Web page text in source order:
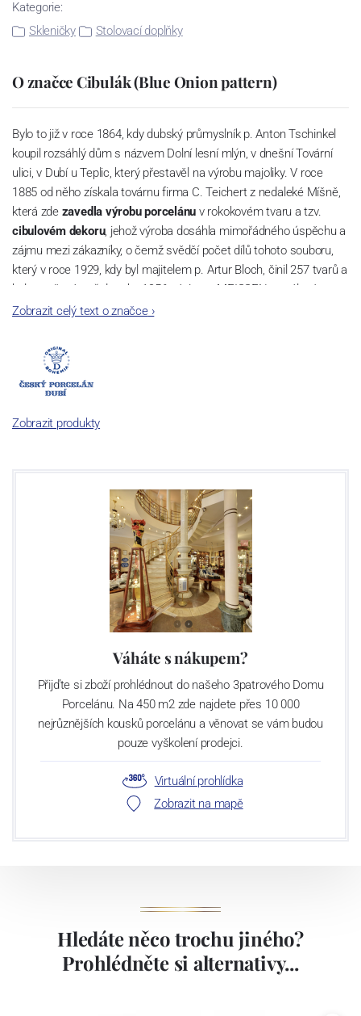
Kategorie:
Skleničky
Stolovací doplňky
O značce Cibulák (Blue Onion pattern)
Bylo to již v roce 1864, kdy dubský průmyslník p. Anton Tschinkel
koupil rozsáhlý dům s názvem Dolní lesní mlýn, v dnešní Tovární
ulici, v Dubí u Teplic, který přestavěl na výrobu majoliky. V roce
1885 od něho získala továrnu firma C. Teichert z nedaleké Míšně,
která zde zavedla výrobu porcelánu v rokokovém tvaru a tzv.
cibulovém dekoru, jehož výroba dosáhla mimořádného úspěchu a
zájmu mezi zákazníky, o čemž svědčí počet dílů tohoto souboru,
který v roce 1929, kdy byl majitelem p. Artur Bloch, činil 257 tvarů a
byl označován až do roku 1956 nápisem MEISSEN v oválovém
rámečku.
počet jeho dílů v cibulovém provedení je 850 tvarů. Tyto výrobky
jsou garantovány Asociací sklářského a keramického průmyslu
České republiky jako „
Zobrazit celý text o značce›
Zobrazit produkty
Váháte s nákupem?
Přijďte si zboží prohlédnout do našeho 3patrového Domu
Porcelánu. Na 450 m2 zde najdete přes 10 000
nejrůznějších kousků porcelánu a věnovat se vám budou
pouze vyškolení prodejci.
Virtuální prohlídka
Zobrazit na mapě
Hledáte něco trochu jiného?
Prohlédněte si alternativy...